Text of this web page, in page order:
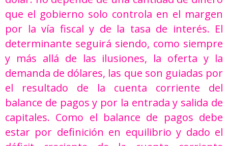
que el gobierno solo controla en el margen
por la vía fiscal y de la tasa de interés. El
determinante seguirá siendo, como siempre
y más allá de las ilusiones, la oferta y la
demanda de dólares, las que son guiadas por
el resultado de la cuenta corriente del
balance de pagos y por la entrada y salida de
capitales. Como el balance de pagos debe
estar por definición en equilibrio y dado el